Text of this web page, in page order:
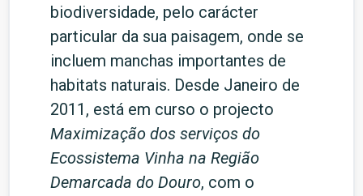
biodiversidade, pelo carácter
particular da sua paisagem, onde se
incluem manchas importantes de
habitats naturais. Desde Janeiro de
2011, está em curso o projecto
Maximização dos serviços do
Ecossistema Vinha na Região
Demarcada do Douro, com o